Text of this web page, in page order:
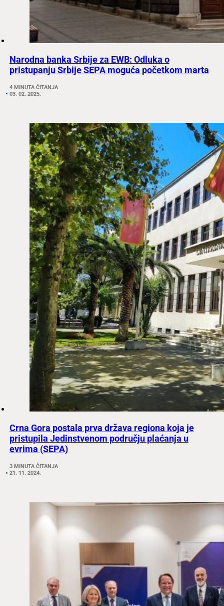
Narodna banka Srbije za EWB: Odluka o
pristupanju Srbije SEPA moguća početkom marta
4 MINUTA ČITANJA
03. 02. 2025.
Crna Gora postala prva država regiona koja je
pristupila Jedinstvenom području plaćanja u
evrima (SEPA)
3 MINUTA ČITANJA
21. 11. 2024.